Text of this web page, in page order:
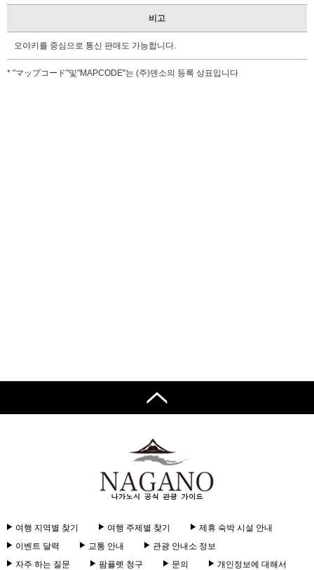
비고
오야키를 중심으로 통신 판매도 가능합니다.
* "マップコード"및"MAPCODE"는 (주)덴소의 등록 상표입니다
여행 지역별 찾기 여행 주제별 찾기
제휴 숙박 시설 안내
이벤트 달력
교통 안내
관광 안내소 정보
자주 하는 질문
팜플렛 청구 문의 개인정보에 대해서